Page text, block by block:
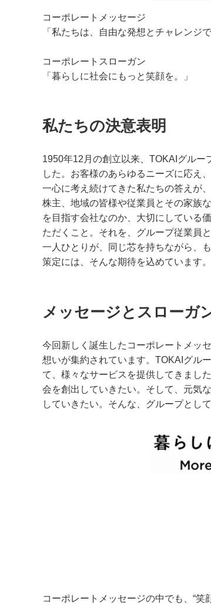
コーポレートメッセージ
「私たちは、自由な発想とチャレンジ
コーポレートスローガン
「暮らしに社会にもっと笑顔を。」
私たちの決意表明
1950年12月の創立以来、TOKAIグルー
した。お客様のあらゆるニーズに応え
一心に考え続けてきた私たちの答えが
株主、地域の皆様や従業員とその家族
を目指す会社なのか、大切にしている
ただくこと。それを、グループ従業員
一人ひとりが、同じ芯を持ちながら、
策定には、そんな期待を込めています。
メッセージとスローガ
今回新しく誕生したコーポレートメッ
想いが集約されています。TOKAIグル
て、様々なサービスを提供してきまし
会を創出していきたい。そして、元気
していきたい。そんな、グループとし
コーポレートメッセージの中でも、“